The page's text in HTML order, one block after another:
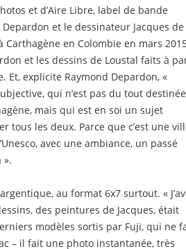
et d’Aire Libre, label de bande
et le dessinateur Jacques de
en Colombie en mars
et les dessins de Loustal faits à
explicite Raymond Depardon, «
qui n’est pas du tout
mais qui est en soi un sujet
les deux. Parce que c’est une
avec une ambiance, un passé
».
au format 6x7 surtout. «
des peintures de Jacques, était
modèles sortis par Fuji, qui ne
– il fait une photo instantanée, très